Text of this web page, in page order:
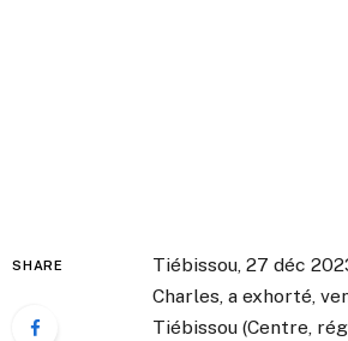
SHARE
Tiébissou, 27 déc
Charles, a exhorté,
Tiébissou (Centre,